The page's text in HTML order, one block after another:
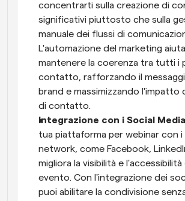
concentrarti sulla creazione di
significativi piuttosto che sulla
manuale dei flussi di
L'automazione del marketing
mantenere la coerenza tra tutti i
contatto, rafforzando il
brand e massimizzando l'impatto
di contatto.
Integrazione con i Social Media
tua piattaforma per webinar con i
network, come Facebook,
migliora la visibilità e
evento. Con l'integrazione dei
puoi abilitare la condivisione